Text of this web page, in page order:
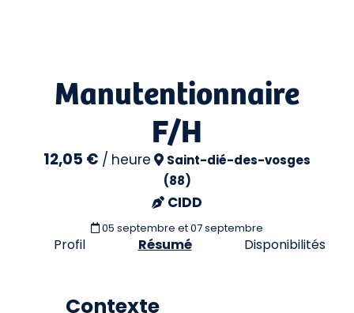
Manutentionnaire
F/H
12,05 € / heure
Saint-dié-des-vosges
(88)
CIDD
05 septembre et 07 septembre
Profil Résumé Disponibilités
Contexte